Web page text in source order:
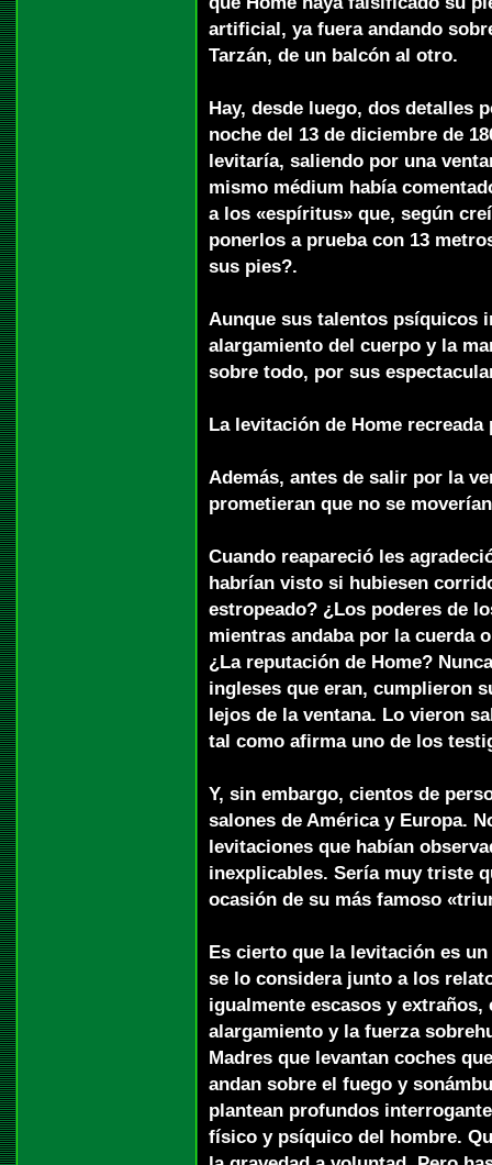
artificial, ya fuera andando
Tarzán, de un balcón al otro.
Hay, desde luego, dos detalles
noche del 13 de diciembre de
levitaría, saliendo por una
mismo médium había
a los «espíritus» que, según
ponerlos a prueba con 13
sus pies?.
Aunque sus talentos psíquicos
alargamiento del cuerpo y la
sobre todo, por sus
La levitación de Home
Además, antes de salir por la
prometieran que no se
Cuando reapareció les
habrían visto si hubiesen
estropeado? ¿Los poderes de
mientras andaba por la cuerda
¿La reputación de Home?
ingleses que eran, cumplieron
lejos de la ventana. Lo vieron
tal como afirma uno de los
Y, sin embargo, cientos de
salones de América y Europa.
levitaciones que habían
inexplicables. Sería muy triste
ocasión de su más famoso
Es cierto que la levitación es
se lo considera junto a los
igualmente escasos y
alargamiento y la fuerza
Madres que levantan coches
andan sobre el fuego y
plantean profundos
físico y psíquico del hombre.